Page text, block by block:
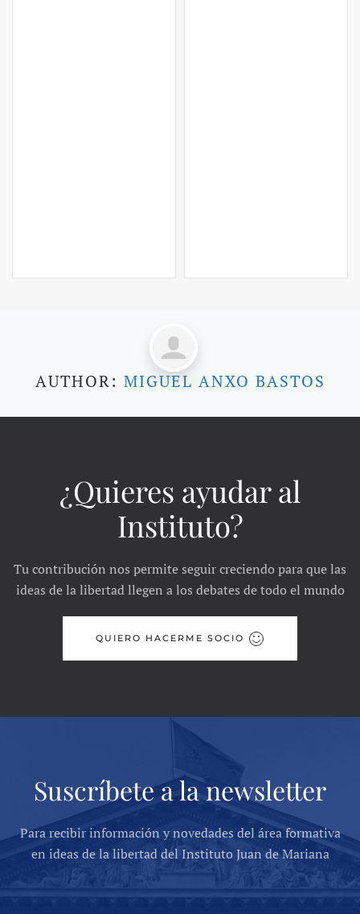
AUTHOR: MIGUEL ANXO BASTOS
¿Quieres ayudar al
Instituto?
Tu contribución nos permite seguir creciendo para que las
ideas de la libertad llegen a los debates de todo el mundo
QUIERO HACERME SOCIO
Suscríbete a la newsletter
Para recibir información y novedades del área formativa
en ideas de la libertad del Instituto Juan de Mariana